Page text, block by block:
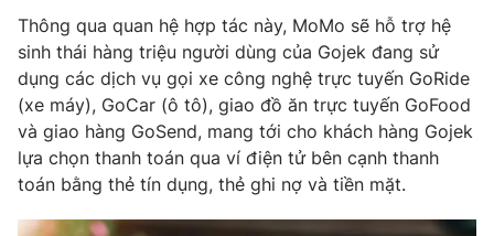
Khán giả
Giải sao mai
Sao
Làm đẹp
Chất lượng cuộc sống
Giáo dục
Tuyển sinh
Học trực tuyến
Công nghệ
Hitech Công nghệ tương lai
Sản phẩm
Thị trường
Giao lưu trực tuyến
Lịch phát sóng
Thông qua quan hệ hợp tác này, MoMo sẽ hỗ trợ hệ
sinh thái hàng triệu người dùng của Gojek đang sử
dụng các dịch vụ gọi xe công nghệ trực tuyến GoRide
(xe máy), GoCar (ô tô), giao đồ ăn trực tuyến GoFood
và giao hàng GoSend, mang tới cho khách hàng Gojek
lựa chọn thanh toán qua ví điện tử bên cạnh thanh
toán bằng thẻ tín dụng, thẻ ghi nợ và tiền mặt.